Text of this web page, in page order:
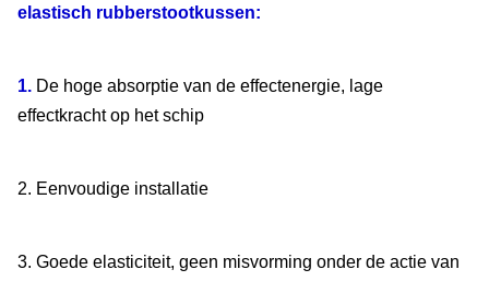
elastisch rubberstootkussen:
1. De hoge absorptie van de effectenergie, lage
effectkracht op het schip
2. Eenvoudige installatie
3. Goede elasticiteit, geen misvorming onder de actie van